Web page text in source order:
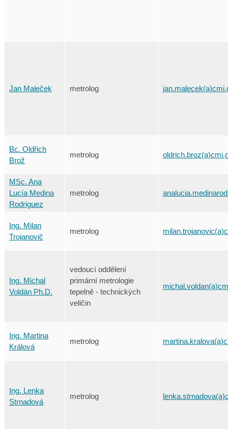
Jan Maleček metrolog
Bc. Oldřich
Brož
metrolog
MSc. Ana
Lucía Medina
Rodriguez
metrolog
Ing. Milan
Trojanovič
metrolog
Ing. Michal
Voldán Ph.D.
vedoucí oddělení
primární metrologie
tepelně - technických
veličin
Ing. Martina
Králová
metrolog
Ing. Lenka
Strnadová
metrolog